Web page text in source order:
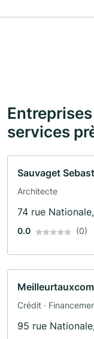
services
Sauvaget
Architecte
74 rue
0.0 (0)
Meilleurtauxcom
Crédit ·
95 rue